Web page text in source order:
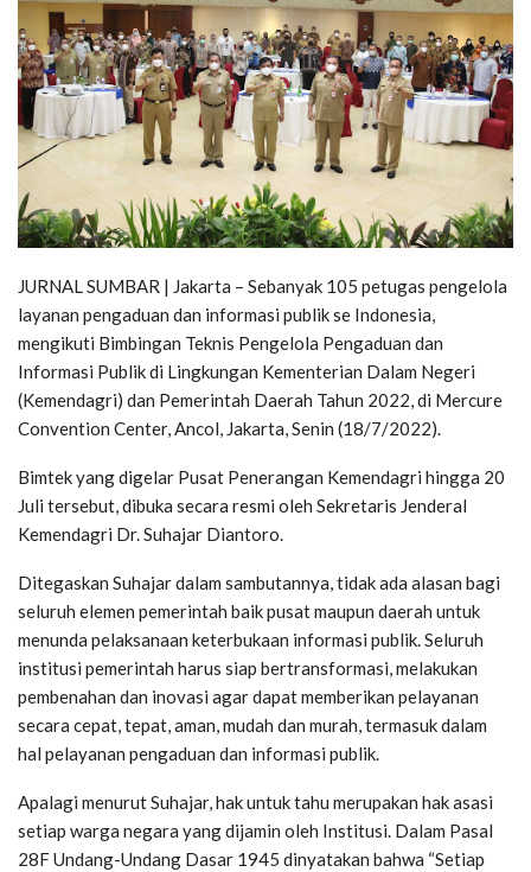
JURNAL SUMBAR | Jakarta – Sebanyak 105 petugas pengelola
layanan pengaduan dan informasi publik se Indonesia,
mengikuti Bimbingan Teknis Pengelola Pengaduan dan
Informasi Publik di Lingkungan Kementerian Dalam Negeri
(Kemendagri) dan Pemerintah Daerah Tahun 2022, di Mercure
Convention Center, Ancol, Jakarta, Senin (18/7/2022).
Bimtek yang digelar Pusat Penerangan Kemendagri hingga 20
Juli tersebut, dibuka secara resmi oleh Sekretaris Jenderal
Kemendagri Dr. Suhajar Diantoro.
Ditegaskan Suhajar dalam sambutannya, tidak ada alasan bagi
seluruh elemen pemerintah baik pusat maupun daerah untuk
menunda pelaksanaan keterbukaan informasi publik. Seluruh
institusi pemerintah harus siap bertransformasi, melakukan
pembenahan dan inovasi agar dapat memberikan pelayanan
secara cepat, tepat, aman, mudah dan murah, termasuk dalam
hal pelayanan pengaduan dan informasi publik.
Apalagi menurut Suhajar, hak untuk tahu merupakan hak asasi
setiap warga negara yang dijamin oleh Institusi. Dalam Pasal
28F Undang-Undang Dasar 1945 dinyatakan bahwa “Setiap